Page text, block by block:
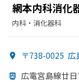
網本内科消化
内科・​消化器科
〒738-0025 広
広電宮島線廿